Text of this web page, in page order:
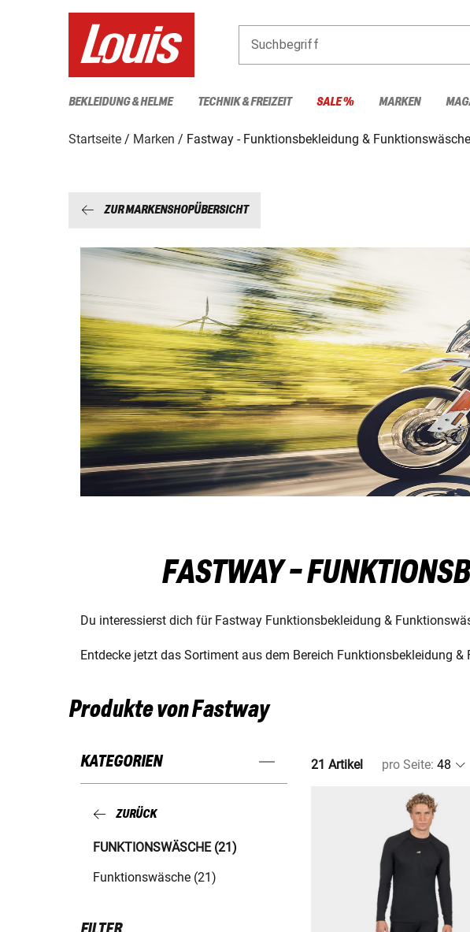
Suchbegriff
BEKLEIDUNG & HELME TECHNIK & FREIZEIT SALE % MARKEN
Startseite Marken Fastway - Funktionsbekleidung & Funktionswäsche
ZUR MARKENSHOPÜBERSICHT
FASTWAY -
Du interessierst dich für Fastway Funktionsbekleidung &
Entdecke jetzt das Sortiment aus dem Bereich Funktionsbekleidung
Produkte von Fastway
KATEGORIEN
ZURÜCK
FUNKTIONSWÄSCHE (21)
Funktionswäsche (21)
21 Artikel pro Seite: